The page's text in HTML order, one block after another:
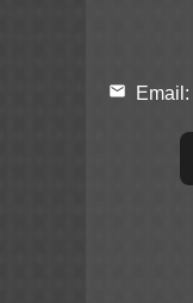
email Email: